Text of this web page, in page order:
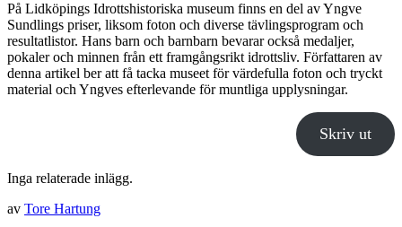
På Lidköpings Idrottshistoriska museum finns en del av Yngve
Sundlings priser, liksom foton och diverse tävlingsprogram och
resultatlistor. Hans barn och barnbarn bevarar också medaljer,
pokaler och minnen från ett framgångsrikt idrottsliv. Författaren av
denna artikel ber att få tacka museet för värdefulla foton och tryckt
material och Yngves efterlevande för muntliga upplysningar.
Skriv ut
Inga relaterade inlägg.
av Tore Hartung